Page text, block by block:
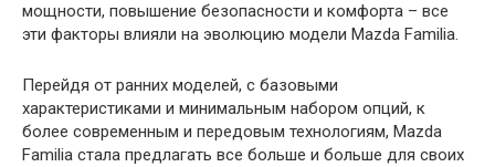
мощности, повышение безопасности и комфорта – все
эти факторы влияли на эволюцию модели Mazda Familia.
Перейдя от ранних моделей, с базовыми
характеристиками и минимальным набором опций, к
более современным и передовым технологиям, Mazda
Familia стала предлагать все больше и больше для своих